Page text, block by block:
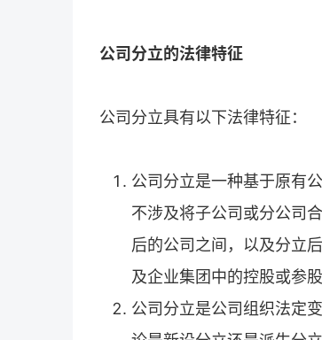
公司分立的法律特征
公司分立具有以下法律特征：
公司分立是一种基于原有
不涉及将子公司或分公司
后的公司之间，以及分立
及企业集团中的控股或参
公司分立是公司组织法定